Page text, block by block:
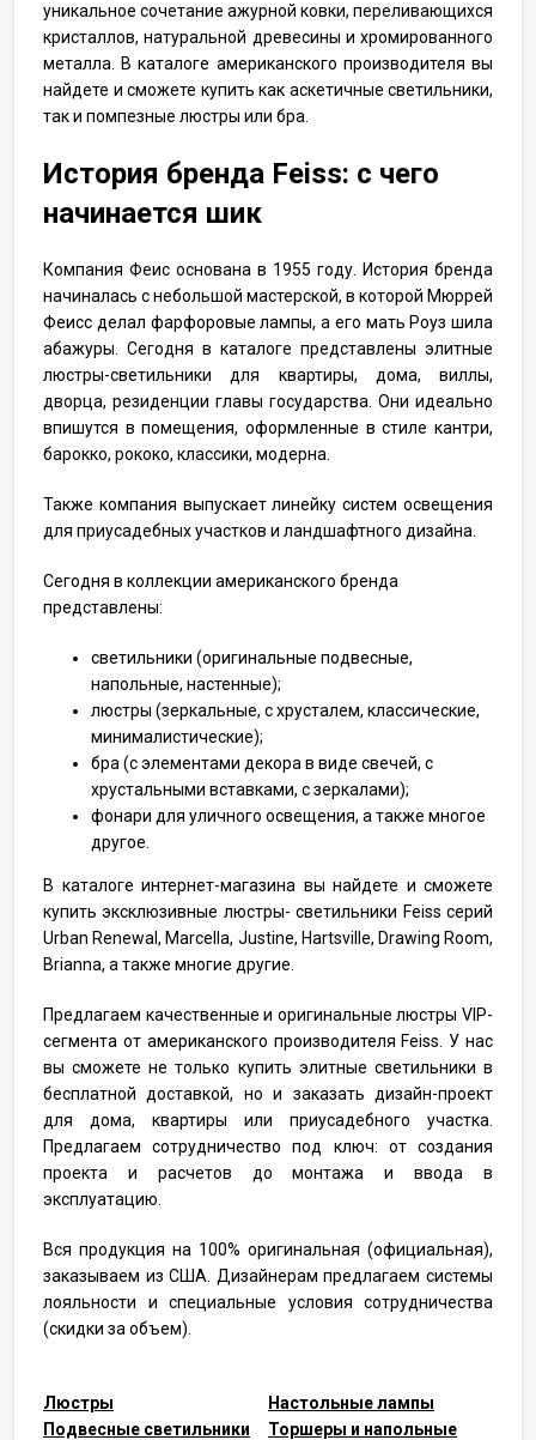
уникальное сочетание ажурной ковки, переливающихся
кристаллов, натуральной древесины и хромированного
металла. В каталоге американского производителя вы
найдете и сможете купить как аскетичные светильники,
так и помпезные люстры или бра.
История бренда Feiss: с чего
начинается шик
Компания Феис основана в 1955 году. История бренда
начиналась с небольшой мастерской, в которой Мюррей
Феисс делал фарфоровые лампы, а его мать Роуз шила
абажуры. Сегодня в каталоге представлены элитные
люстры-светильники для квартиры, дома, виллы,
дворца, резиденции главы государства. Они идеально
впишутся в помещения, оформленные в стиле кантри,
барокко, рококо, классики, модерна.
Также компания выпускает линейку систем освещения
для приусадебных участков и ландшафтного дизайна.
Сегодня в коллекции американского бренда
представлены:
светильники (оригинальные подвесные,
напольные, настенные);
люстры (зеркальные, с хрусталем, классические,
минималистические);
бра (с элементами декора в виде свечей, с
хрустальными вставками, с зеркалами);
фонари для уличного освещения, а также многое
другое.
В каталоге интернет-магазина вы найдете и сможете
купить эксклюзивные люстры- светильники Feiss серий
Urban Renewal, Marcella, Justine, Hartsville, Drawing Room,
Brianna, а также многие другие.
Предлагаем качественные и оригинальные люстры VIP-
сегмента от американского производителя Feiss. У нас
вы сможете не только купить элитные светильники в
бесплатной доставкой, но и заказать дизайн-проект
для дома, квартиры или приусадебного участка.
Предлагаем сотрудничество под ключ: от создания
проекта и расчетов до монтажа и ввода в
эксплуатацию.
Вся продукция на 100% оригинальная (официальная),
заказываем из США. Дизайнерам предлагаем системы
лояльности и специальные условия сотрудничества
(скидки за объем).
Люстры
Подвесные светильники
Настольные лампы
Торшеры и напольные